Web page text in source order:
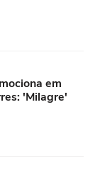
em
'Milagre'